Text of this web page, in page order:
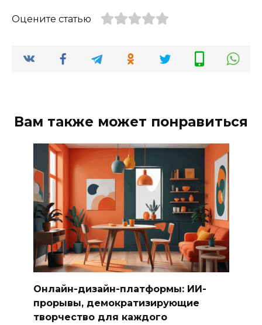
Оцените статью
Вам также может понравиться
Онлайн-дизайн-платформы: ИИ-
прорывы, демократизирующие
творчество для каждого